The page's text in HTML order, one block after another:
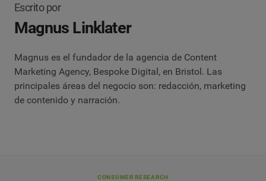
Escrito por
Magnus Linklater
Magnus es el fundador de la agencia de Content
Marketing Agency, Bespoke Digital, en Bristol. Las
principales áreas del negocio son: redacción, marketing
de contenido y narración.
CONSUMER RESEARCH